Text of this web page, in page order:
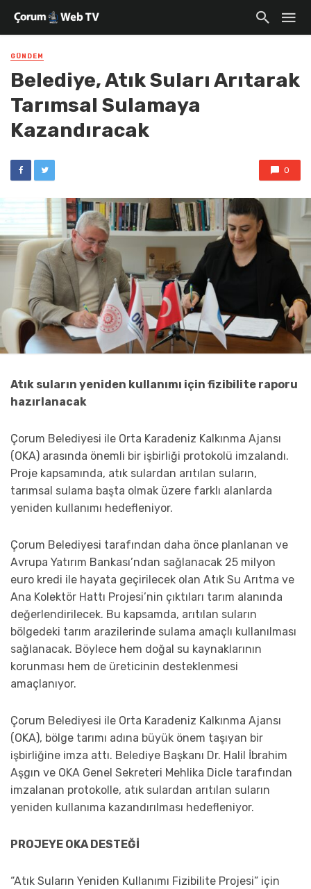
GÜNDEM
Belediye, Atık Suları Arıtarak
Tarımsal Sulamaya
Kazandıracak
0
Atık suların yeniden kullanımı için fizibilite raporu
hazırlanacak
Çorum Belediyesi ile Orta Karadeniz Kalkınma Ajansı
(OKA) arasında önemli bir işbirliği protokolü imzalandı.
Proje kapsamında, atık sulardan arıtılan suların,
tarımsal sulama başta olmak üzere farklı alanlarda
yeniden kullanımı hedefleniyor.
Çorum Belediyesi tarafından daha önce planlanan ve
Avrupa Yatırım Bankası’ndan sağlanacak 25 milyon
euro kredi ile hayata geçirilecek olan Atık Su Arıtma ve
Ana Kolektör Hattı Projesi’nin çıktıları tarım alanında
değerlendirilecek. Bu kapsamda, arıtılan suların
bölgedeki tarım arazilerinde sulama amaçlı kullanılması
sağlanacak. Böylece hem doğal su kaynaklarının
korunması hem de üreticinin desteklenmesi
amaçlanıyor.
Çorum Belediyesi ile Orta Karadeniz Kalkınma Ajansı
(OKA), bölge tarımı adına büyük önem taşıyan bir
işbirliğine imza attı. Belediye Başkanı Dr. Halil İbrahim
Aşgın ve OKA Genel Sekreteri Mehlika Dicle tarafından
imzalanan protokolle, atık sulardan arıtılan suların
yeniden kullanıma kazandırılması hedefleniyor.
PROJEYE OKA DESTEĞİ
“Atık Suların Yeniden Kullanımı Fizibilite Projesi” için